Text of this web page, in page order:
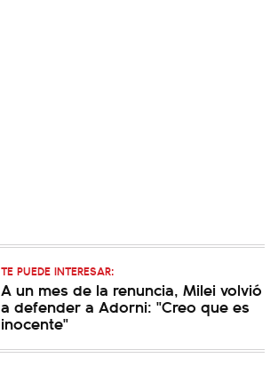
TE PUEDE INTERESAR:
A un mes de la renuncia, Milei volvió
a defender a Adorni: "Creo que es
inocente"